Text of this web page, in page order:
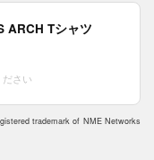
ARCH Tシャツ
さい
trademark of NME Networks